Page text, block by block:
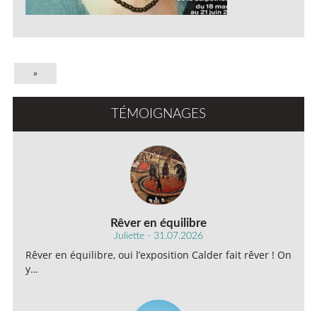
»
TÉMOIGNAGES
Rêver en équilibre
Juliette - 31.07.2026
Rêver en équilibre, oui l’exposition Calder fait rêver ! On
y…